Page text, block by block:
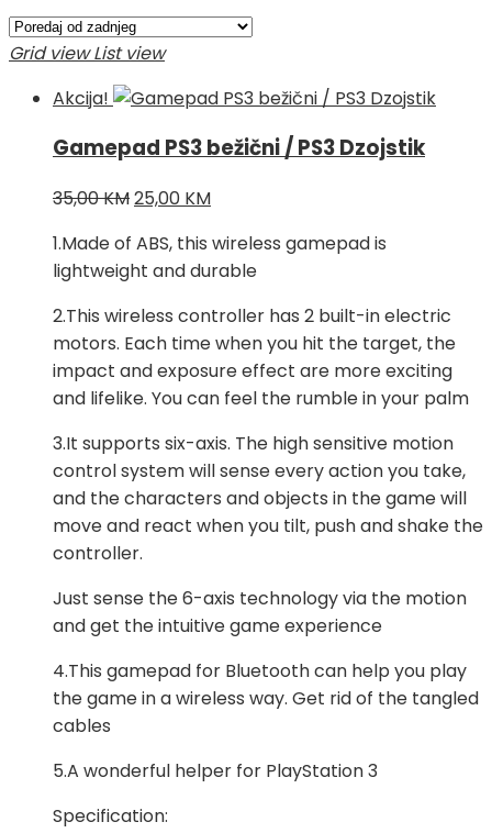
Grid view List view
Akcija!
Gamepad PS3 bežični / PS3 Dzojstik
35,00KMIzvorna
bila
je:
35,00 KM.
25,00 KMTrenutna
je:
25,00 KM.
1.Made of ABS, this wireless gamepad is
lightweight and durable
2.This wireless controller has 2 built-in electric
motors. Each time when you hit the target, the
impact and exposure effect are more exciting
and lifelike. You can feel the rumble in your palm
3.It supports six-axis. The high sensitive motion
control system will sense every action you take,
and the characters and objects in the game will
move and react when you tilt, push and shake the
controller.
Just sense the 6-axis technology via the motion
and get the intuitive game experience
4.This gamepad for Bluetooth can help you play
the game in a wireless way. Get rid of the tangled
cables
5.A wonderful helper for PlayStation 3
Specification: